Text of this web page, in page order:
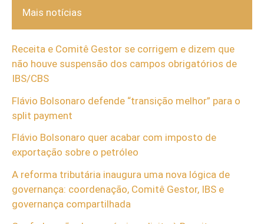
Mais notícias
Receita e Comitê Gestor se corrigem e dizem que
não houve suspensão dos campos obrigatórios de
IBS/CBS
Flávio Bolsonaro defende “transição melhor” para o
split payment
Flávio Bolsonaro quer acabar com imposto de
exportação sobre o petróleo
A reforma tributária inaugura uma nova lógica de
governança: coordenação, Comitê Gestor, IBS e
governança compartilhada